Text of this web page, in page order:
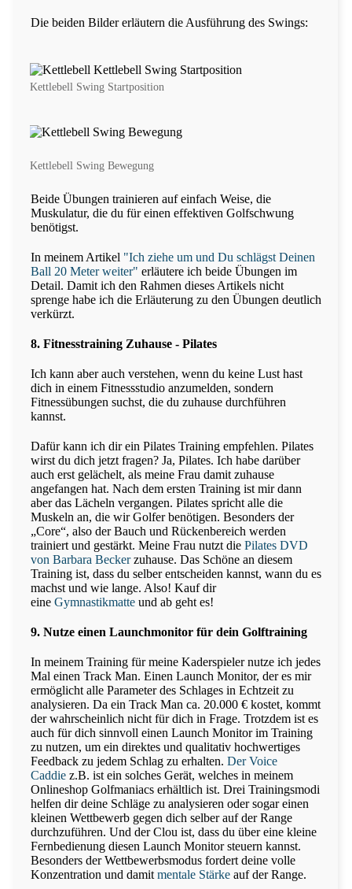
Die beiden Bilder erläutern die Ausführung des Swings:
Kettlebell Swing Startposition
Kettlebell Swing Bewegung
Beide Übungen trainieren auf einfach Weise, die
Muskulatur, die du für einen effektiven Golfschwung
benötigst.
In meinem Artikel "Ich ziehe um und Du schlägst Deinen
Ball 20 Meter weiter" erläutere ich beide Übungen im
Detail. Damit ich den Rahmen dieses Artikels nicht
sprenge habe ich die Erläuterung zu den Übungen deutlich
verkürzt.
8. Fitnesstraining Zuhause - Pilates
Ich kann aber auch verstehen, wenn du keine Lust hast
dich in einem Fitnessstudio anzumelden, sondern
Fitnessübungen suchst, die du zuhause durchführen
kannst.
Dafür kann ich dir ein Pilates Training empfehlen. Pilates
wirst du dich jetzt fragen? Ja, Pilates. Ich habe darüber
auch erst gelächelt, als meine Frau damit zuhause
angefangen hat. Nach dem ersten Training ist mir dann
aber das Lächeln vergangen. Pilates spricht alle die
Muskeln an, die wir Golfer benötigen. Besonders der
„Core“, also der Bauch und Rückenbereich werden
trainiert und gestärkt. Meine Frau nutzt die Pilates DVD
von Barbara Beckerzuhause. Das Schöne an diesem
Training ist, dass du selber entscheiden kannst, wann du es
machst und wie lange. Also! Kauf dir
eine Gymnastikmatte und ab geht es!
9. Nutze einen Launchmonitor für dein Golftraining
In meinem Training für meine Kaderspieler nutze ich jedes
Mal einen Track Man. Einen Launch Monitor, der es mir
ermöglicht alle Parameter des Schlages in Echtzeit zu
analysieren. Da ein Track Man ca. 20.000 € kostet, kommt
der wahrscheinlich nicht für dich in Frage. Trotzdem ist es
auch für dich sinnvoll einen Launch Monitor im Training
zu nutzen, um ein direktes und qualitativ hochwertiges
Feedback zu jedem Schlag zu erhalten. Der Voice
Caddie z.B. ist ein solches Gerät, welches in meinem
Onlineshop Golfmaniacs erhältlich ist. Drei Trainingsmodi
helfen dir deine Schläge zu analysieren oder sogar einen
kleinen Wettbewerb gegen dich selber auf der Range
durchzuführen. Und der Clou ist, dass du über eine kleine
Fernbedienung diesen Launch Monitor steuern kannst.
Besonders der Wettbewerbsmodus fordert deine volle
Konzentration und damit mentale Stärke auf der Range.